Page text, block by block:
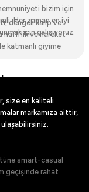
dengeli kalıp ve
hafiflik ve hareket
katmanlı giyime
için yüksek uyum.
bir görünüm.
koruma.
ve zarif doku.
smart-casual
geçişinde rahat
bizim için
Her zaman en iyi
için çalışıyoruz.
size en kaliteli
markamıza aittir,